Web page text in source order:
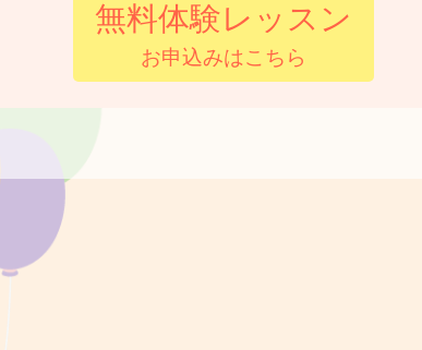
無料体験レッスン
お申込みはこちら